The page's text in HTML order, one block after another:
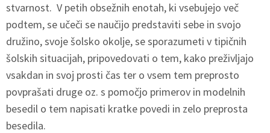
stvarnost. V petih obsežnih enotah, ki vsebujejo več
podtem, se učeči se naučijo predstaviti sebe in svojo
družino, svoje šolsko okolje, se sporazumeti v tipičnih
šolskih situacijah, pripovedovati o tem, kako preživljajo
vsakdan in svoj prosti čas ter o vsem tem preprosto
povprašati druge oz. s pomočjo primerov in modelnih
besedil o tem napisati kratke povedi in zelo preprosta
besedila.